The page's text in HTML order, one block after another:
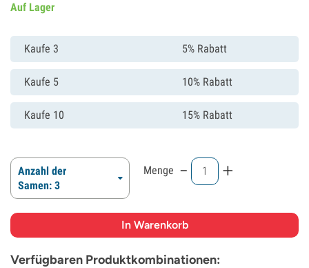
Auf Lager
Kaufe 3 5% Rabatt
Kaufe 5 10% Rabatt
Kaufe 10 15% Rabatt
Anzahl der
Samen: 3
Menge - +
Verfügbaren Produktkombinationen: